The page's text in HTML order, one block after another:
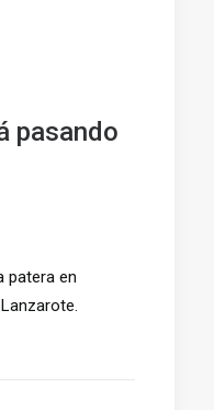
pasando
patera en